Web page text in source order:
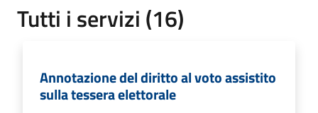
Tutti i servizi (16)
Annotazione del diritto al voto assistito
sulla tessera elettorale